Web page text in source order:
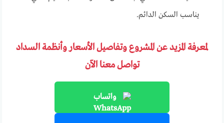
يناسب السكن الدائم.
لمعرفة المزيد عن المشروع وتفاصيل الأسعار وأنظمة السداد
تواصل معنا الآن
واتساب